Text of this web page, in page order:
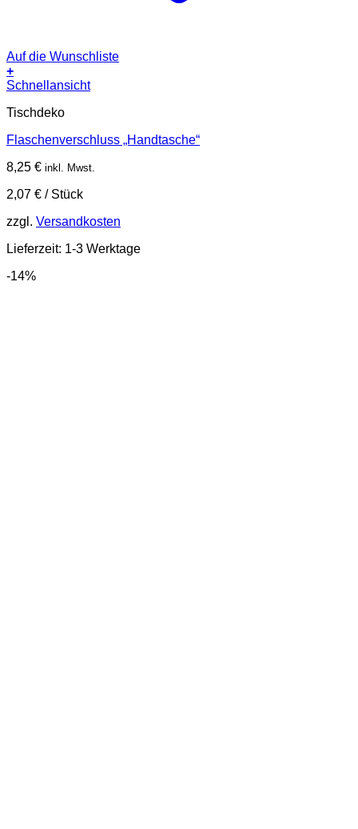
Auf die Wunschliste
+
Schnellansicht
Tischdeko
Flaschenverschluss „Handtasche“
8,25 € inkl. Mwst.
2,07 € / Stück
zzgl. Versandkosten
Lieferzeit: 1-3 Werktage
-14%